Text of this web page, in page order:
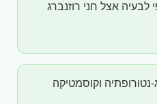
לבעיה אצל חני רוזנברג
וקוסמטיקה